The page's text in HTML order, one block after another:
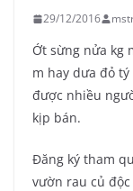
29/12/2016
Ớt sừng nửa kg
m hay dưa đỏ
được nhiều
kịp bán.
Đăng ký tham
vườn rau củ